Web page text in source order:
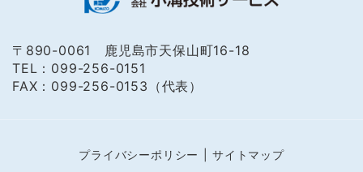
〒890-0061 鹿児島市天保山町16-18
TEL：099-256-0151
FAX：099-256-0153（代表）
プライバシーポリシー サイトマップ